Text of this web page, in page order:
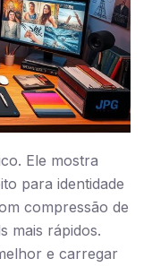
Ele mostra
para identidade
compressão de
mais rápidos.
e carregar